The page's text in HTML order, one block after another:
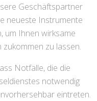
Geschäftspartner
neueste Instrumente
um Ihnen wirksame
zu lassen.
Notfälle, die die
notwendig
eintreten.